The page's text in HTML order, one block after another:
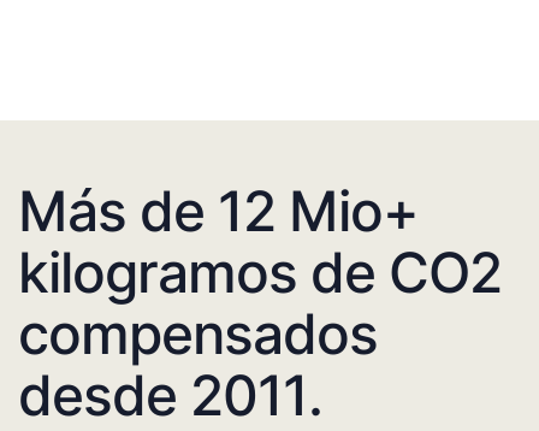
Más de 12 Mio+
kilogramos de CO2
compensados
desde 2011.